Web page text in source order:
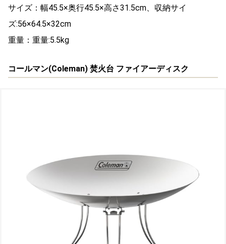
サイズ：幅45.5×奥行45.5×高さ31.5cm、収納サイ
ズ:56×64.5×32cm
重量：重量:5.5kg
コールマン(Coleman) 焚火台 ファイアーディスク